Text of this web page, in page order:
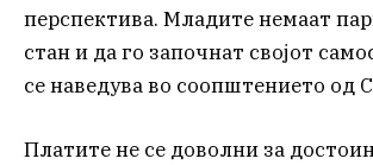
перспектива. Младите немаат
стан и да го започнат својот
се наведува во соопштението од
Платите не се доволни за